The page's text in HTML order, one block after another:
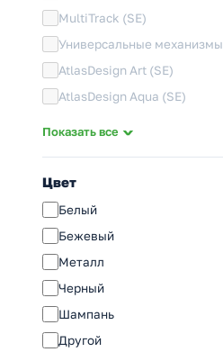
MultiTrack (SE)
Универсальные механизмы
AtlasDesign Art (SE)
AtlasDesign Aqua (SE)
Показать все
Цвет
Белый
Бежевый
Металл
Черный
Шампань
Другой